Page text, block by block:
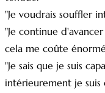
"Je voudrais souffler
"Je continue
cela me coûte
"Je sais que je suis
intérieurement je suis